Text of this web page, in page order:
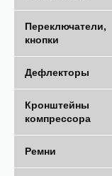
Переключатели,
кнопки
Дефлекторы
Кронштейны
компрессора
Ремни